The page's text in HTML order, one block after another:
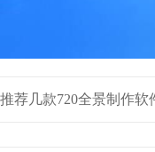
推荐几款720全景制作软